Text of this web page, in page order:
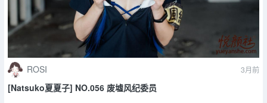
ROSI 3月前
[Natsuko夏夏子] NO.056 废墟风纪委员